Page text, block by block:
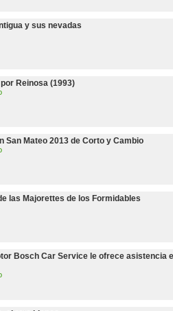
y sus nevadas
Reinosa (1993)
San Mateo 2013 de Corto y Cambio
las Majorettes de los Formidables
Bosch Car Service le ofrece asistencia